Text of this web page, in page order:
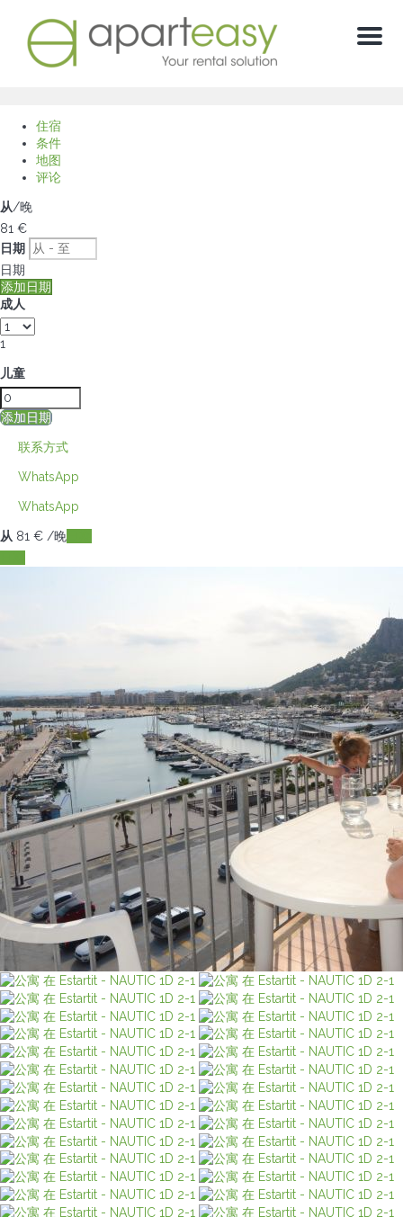
菜
住宿
条件
地图
评论
从/晚
81 €
日期
日期
添加日期
成人
1
儿童
添加日期
联系方式
WhatsApp
WhatsApp
从 81 € /晚